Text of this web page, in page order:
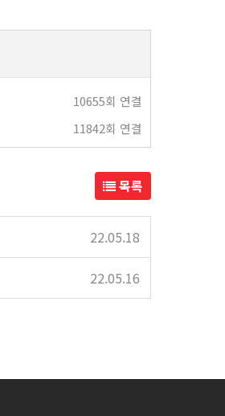
10655회 연결
11842회 연결
목록
22.05.18
22.05.16